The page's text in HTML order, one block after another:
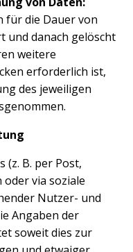
für die Dauer von
und danach gelöscht
weitere
erforderlich ist,
des jeweiligen
(z. B. per Post,
via soziale
Nutzer- und
Angaben der
soweit dies zur